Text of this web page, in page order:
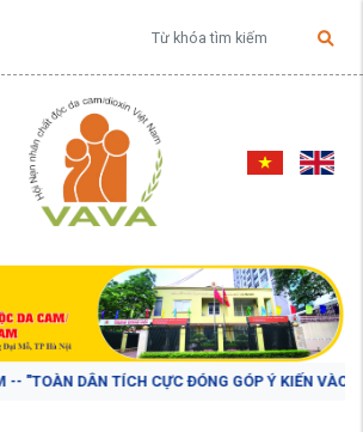
DÂN TÍCH CỰC ĐÓNG GÓP Ý KIẾN VÀO DỰ